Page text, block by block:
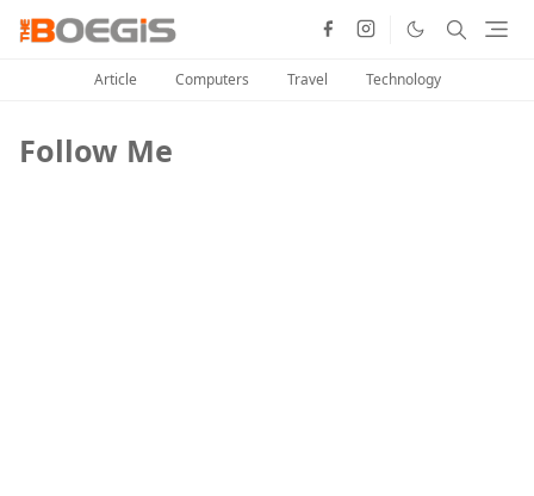
Article Computers Travel Technology
Follow Me